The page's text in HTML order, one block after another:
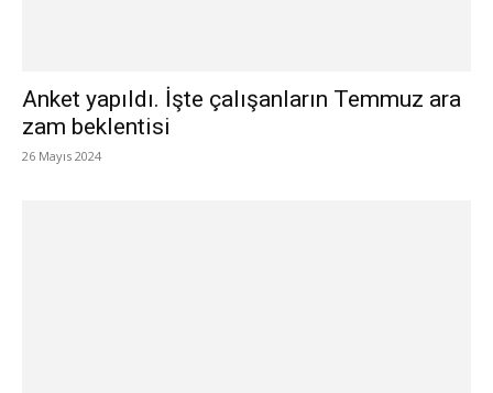
Anket yapıldı. İşte çalışanların Temmuz ara
zam beklentisi
26 Mayıs 2024